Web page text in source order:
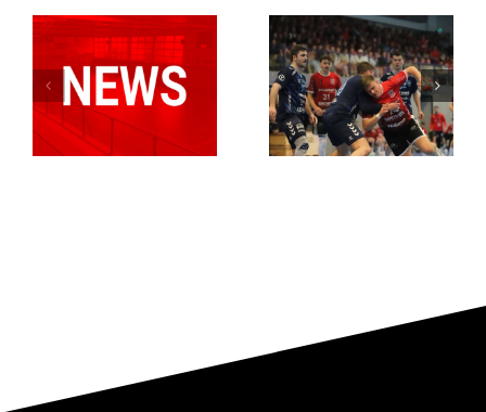
Relegationsspiel
abgesagt –
RSV verbleibt
in der
Verbandsliga
Dortmund
entreißt dem
RSV
Altenbögge
die